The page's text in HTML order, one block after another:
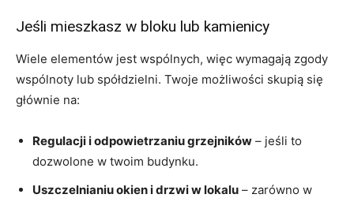
Jeśli mieszkasz w bloku lub kamienicy
Wiele elementów jest wspólnych, więc wymagają zgody
wspólnoty lub spółdzielni. Twoje możliwości skupią się
głównie na:
Regulacji i odpowietrzaniu grzejników – jeśli to
dozwolone w twoim budynku.
Uszczelnianiu okien i drzwi w lokalu – zarówno w